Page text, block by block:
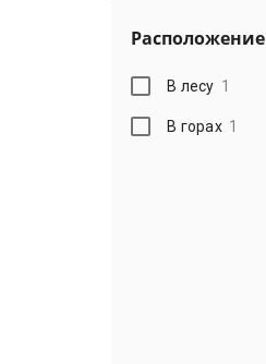
Расположение
В лесу 1
В горах 1